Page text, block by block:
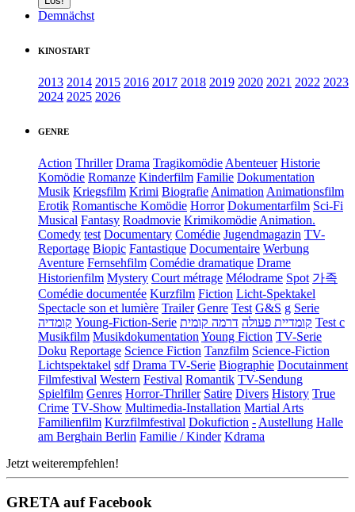
Demnächst
KINOSTART
2013 2014 2015 2016 2017 2018 2019 2020 2021 2022 2023
2024 2025 2026
GENRE
Action Thriller Drama Tragikomödie Abenteuer Historie
Komödie Romanze Kinderfilm Familie Dokumentation
Musik Kriegsfilm Krimi Biografie Animation Animationsfilm
Erotik Romantische Komödie Horror Dokumentarfilm Sci-Fi
Musical Fantasy Roadmovie Krimikomödie Animation.
Comedy test Documentary Comédie Jugendmagazin TV-
Reportage Biopic Fantastique Documentaire Werbung
Aventure Fernsehfilm Comédie dramatique Drame
Historienfilm Mystery Court métrage Mélodrame Spot 가족
Comédie documentée Kurzfilm Fiction Licht-Spektakel
Spectacle son et lumière Trailer Genre Test G&S g Serie
קומדיה Young-Fiction-Serie קומדיית פעולה דרמה קומית
Test c
Musikfilm Musikdokumentation Young Fiction TV-Serie
Doku Reportage Science Fiction Tanzfilm Science-Fiction
Lichtspektakel sdf Drama TV-Serie Biographie Docutainment
Filmfestival Western Festival Romantik TV-Sendung
Spielfilm Genres Horror-Thriller Satire Divers History True
Crime TV-Show Multimedia-Installation Martial Arts
Familienfilm Kurzfilmfestival Dokufiction - Austellung Halle
am Berghain Berlin Familie / Kinder Kdrama
Jetzt weiterempfehlen!
GRETA auf Facebook